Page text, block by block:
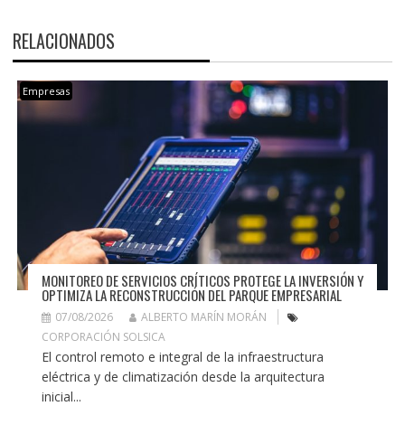
RELACIONADOS
Empresas
MONITOREO DE SERVICIOS CRÍTICOS PROTEGE LA INVERSIÓN Y
OPTIMIZA LA RECONSTRUCCIÓN DEL PARQUE EMPRESARIAL
07/08/2026
ALBERTO MARÍN MORÁN
CORPORACIÓN SOLSICA
El control remoto e integral de la infraestructura
eléctrica y de climatización desde la arquitectura
inicial...